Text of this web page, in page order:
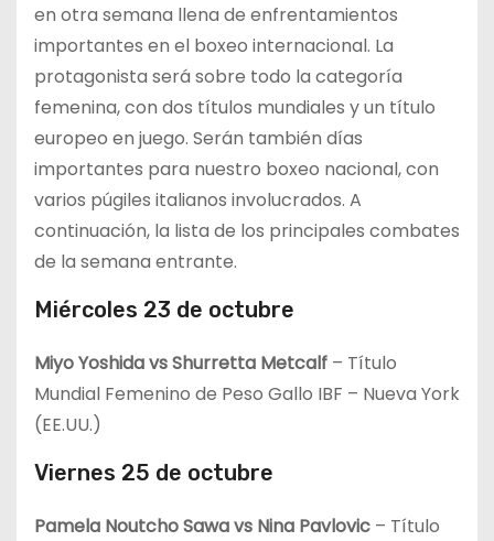
en otra semana llena de enfrentamientos
importantes en el boxeo internacional. La
protagonista será sobre todo la categoría
femenina, con dos títulos mundiales y un título
europeo en juego. Serán también días
importantes para nuestro boxeo nacional, con
varios púgiles italianos involucrados. A
continuación, la lista de los principales combates
de la semana entrante.
Miércoles 23 de octubre
Miyo Yoshida vs Shurretta Metcalf – Título
Mundial Femenino de Peso Gallo IBF – Nueva York
(EE.UU.)
Viernes 25 de octubre
Pamela Noutcho Sawa vs Nina Pavlovic – Título